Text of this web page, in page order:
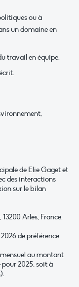
ou à
un domaine en
travail en équipe.
de Elie Gaget et
des interactions
sur le bilan
Arles, France.
de préférence
au montant
2025, soit à